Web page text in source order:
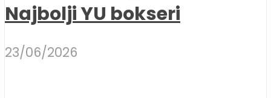
Najbolji YU bokseri
23/06/2026